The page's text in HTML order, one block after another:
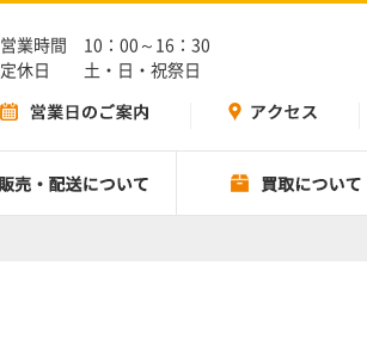
営業時間 10：00～16：30
定休日 土・日・祝祭日